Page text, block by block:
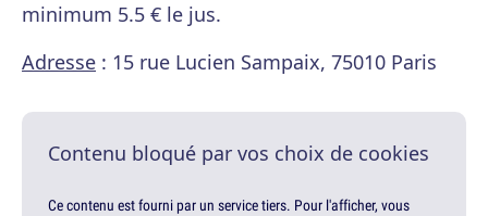
minimum 5.5 € le jus.
Adresse : 15 rue Lucien Sampaix, 75010 Paris
Contenu bloqué par vos choix de cookies
Ce contenu est fourni par un service tiers. Pour l'afficher, vous